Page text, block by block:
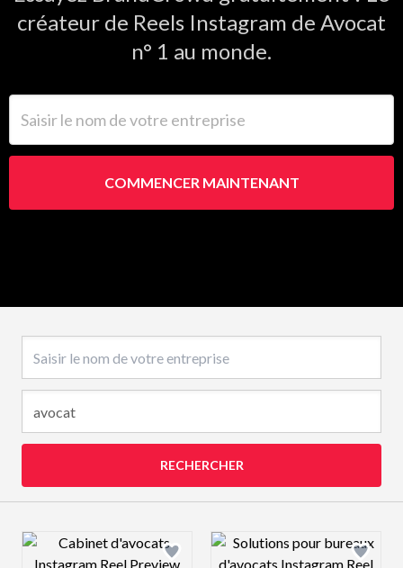
créateur de Reels Instagram de Avocat
n° 1 au monde.
COMMENCER MAINTENANT
RECHERCHER
Design preview image Design preview